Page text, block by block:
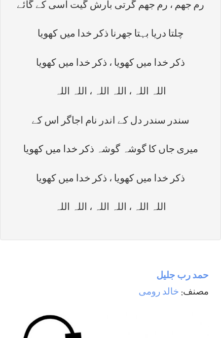
رم جھم ، رم جھم گرتی بارش گیت اسی کے گائے
چلتا دریا بہتا جھرنا ذکر خدا میں کھویا
ذکر خدا میں کھویا ، ذکر خدا میں کھویا
اللہ اللہ ، اللہ اللہ ، اللہ اللہ
سندر سندر دل کے اندر نام اجاگر اس کے
میری جاں کا گوشہ گوشہ ذکر خدا میں کھویا
ذکر خدا میں کھویا ، ذکر خدا میں کھویا
اللہ اللہ ، اللہ اللہ ، اللہ اللہ
حمد رب جليل
مصنف: خالد رومی